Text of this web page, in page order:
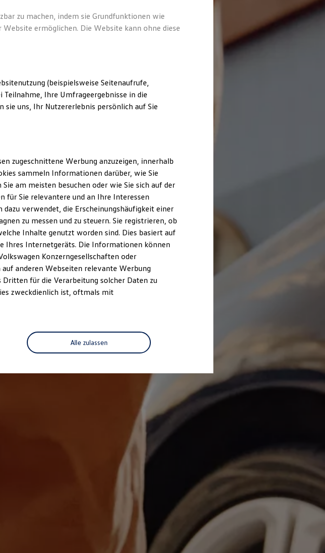
zu machen, indem sie Grundfunktionen wie
ermöglichen. Die Website kann ohne diese
(beispielsweise Seitenaufrufe,
Teilnahme, Ihre Umfrageergebnisse in die
uns, Ihr Nutzererlebnis persönlich auf Sie
zugeschnittene Werbung anzuzeigen, innerhalb
sammeln Informationen darüber, wie Sie
am meisten besuchen oder wie Sie sich auf der
für Sie relevantere und an Ihre Interessen
verwendet, die Erscheinungshäufigkeit einer
zu messen und zu steuern. Sie registrieren, ob
Inhalte genutzt worden sind. Dies basiert auf
Ihres Internetgeräts. Die Informationen können
Konzerngesellschaften oder
anderen Webseiten relevante Werbung
für die Verarbeitung solcher Daten zu
zweckdienlich ist, oftmals mit
Alle zulassen